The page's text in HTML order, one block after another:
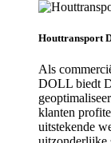
Houttransport
Als
DOLL biedt
klanten
uitstekende